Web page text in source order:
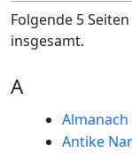
Folgende 5
insgesamt.
A
Almanach
Antike